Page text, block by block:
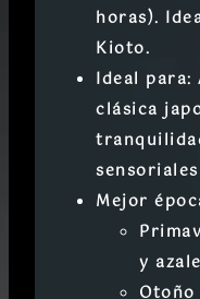
horas).
Kioto.
Ideal para:
clásica
Mejor
y
Otoño